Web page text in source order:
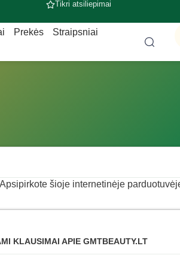
Tikri atsiliepimai
Prekės Straipsniai
šioje internetinėje
KLAUSIMAI APIE GMTBEAUTY.LT